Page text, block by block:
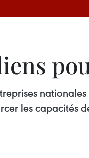
les